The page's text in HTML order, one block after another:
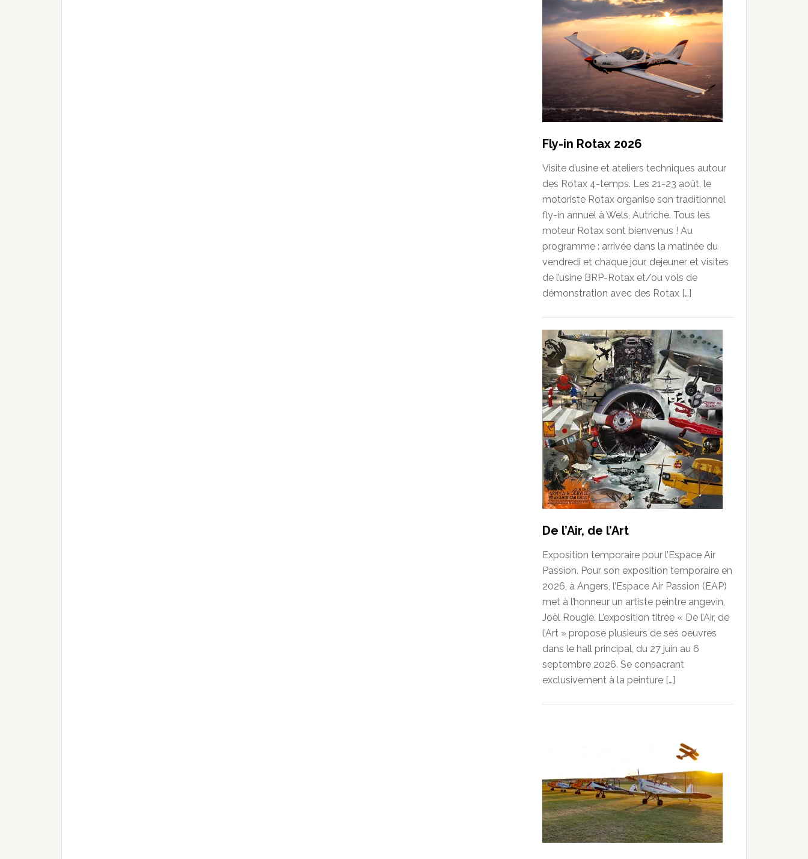
Fly-in Rotax 2026
Visite d’usine et ateliers techniques autour
des Rotax 4-temps. Les 21-23 août, le
motoriste Rotax organise son traditionnel
fly-in annuel à Wels, Autriche. Tous les
moteur Rotax sont bienvenus ! Au
programme : arrivée dans la matinée du
vendredi et chaque jour, dejeuner et visites
de l’usine BRP-Rotax et/ou vols de
démonstration avec des Rotax […]
De l’Air, de l’Art
Exposition temporaire pour l’Espace Air
Passion. Pour son exposition temporaire en
2026, à Angers, l’Espace Air Passion (EAP)
met à l’honneur un artiste peintre angevin,
Joël Rougié. L’exposition titrée « De l’Air, de
l’Art » propose plusieurs de ses oeuvres
dans le hall principal, du 27 juin au 6
septembre 2026. Se consacrant
exclusivement à la peinture […]